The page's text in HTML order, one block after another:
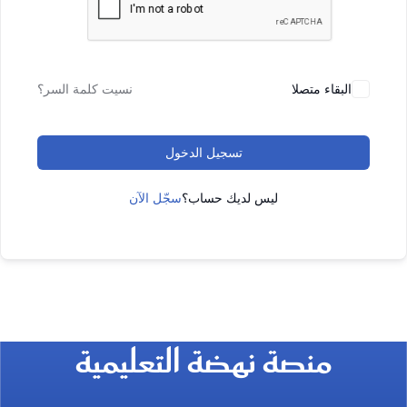
البقاء متصلا نسيت كلمة السر؟
تسجيل الدخول
ليس لديك حساب؟سجّل الآن
منصة نهضة التعليمية